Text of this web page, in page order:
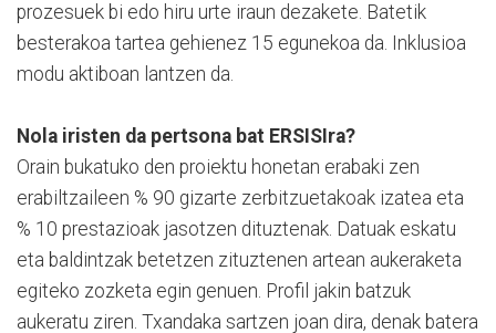
prozesuek bi edo hiru urte iraun dezakete. Batetik
besterakoa tartea gehienez 15 egunekoa da. Inklusioa
modu aktiboan lantzen da.
Nola iristen da pertsona bat ERSISIra?
Orain bukatuko den proiektu honetan erabaki zen
erabiltzaileen % 90 gizarte zerbitzuetakoak izatea eta
% 10 prestazioak jasotzen dituztenak. Datuak eskatu
eta baldintzak betetzen zituztenen artean aukeraketa
egiteko zozketa egin genuen. Profil jakin batzuk
aukeratu ziren. Txandaka sartzen joan dira, denak batera